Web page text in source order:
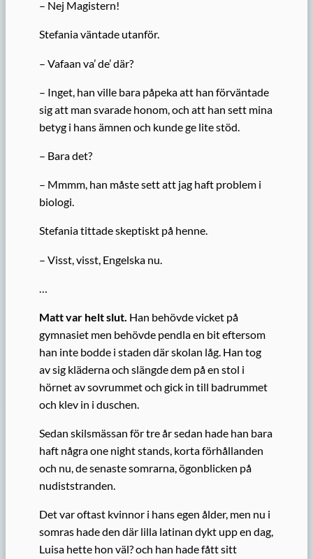
– Nej Magistern!
Stefania väntade utanför.
– Vafaan va’ de’ där?
– Inget, han ville bara påpeka att han förväntade
sig att man svarade honom, och att han sett mina
betyg i hans ämnen och kunde ge lite stöd.
– Bara det?
– Mmmm, han måste sett att jag haft problem i
biologi.
Stefania tittade skeptiskt på henne.
– Visst, visst, Engelska nu.
…
Matt var helt slut. Han behövde vicket på
gymnasiet men behövde pendla en bit eftersom
han inte bodde i staden där skolan låg. Han tog
av sig kläderna och slängde dem på en stol i
hörnet av sovrummet och gick in till badrummet
och klev in i duschen.
Sedan skilsmässan för tre år sedan hade han bara
haft några one night stands, korta förhållanden
och nu, de senaste somrarna, ögonblicken på
nudiststranden.
Det var oftast kvinnor i hans egen ålder, men nu i
somras hade den där lilla latinan dykt upp en dag,
Luisa hette hon väl? och han hade fått sitt